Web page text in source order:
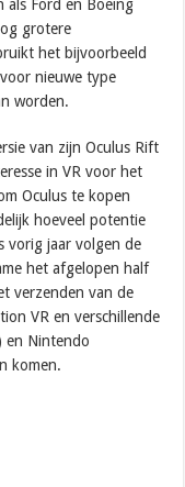
als Ford en Boeing
grotere
het bijvoorbeeld
nieuwe type
worden.
van zijn Oculus Rift
in VR voor het
Oculus te kopen
hoeveel potentie
vorig jaar volgen de
het afgelopen half
verzenden van de
VR en verschillende
en Nintendo
komen.